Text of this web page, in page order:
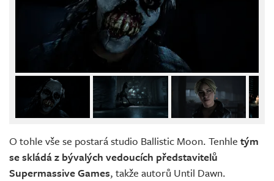
O tohle vše se postará studio Ballistic Moon. Tenhle tým
se skládá z bývalých vedoucích představitelů
Supermassive Games, takže autorů Until Dawn.